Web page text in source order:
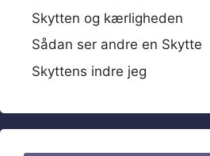
Skytten og kærligheden
Sådan ser andre en Skytte
Skyttens indre jeg